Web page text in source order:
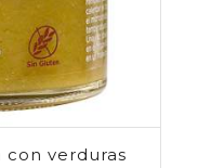
verduras